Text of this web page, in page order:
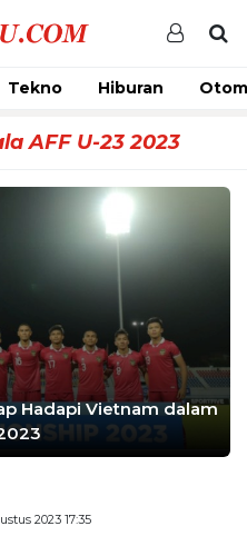
Tekno Hiburan
AFF U-23 2023
Hadapi Vietnam dalam
2023 17:35